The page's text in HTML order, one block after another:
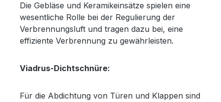
Die Gebläse und Keramikeinsätze spielen eine
wesentliche Rolle bei der Regulierung der
Verbrennungsluft und tragen dazu bei, eine
effiziente Verbrennung zu gewährleisten.
Viadrus-Dichtschnüre:
Für die Abdichtung von Türen und Klappen sind